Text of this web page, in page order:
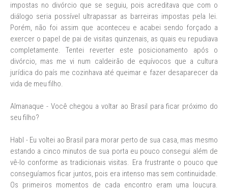
impostas no divórcio que se seguiu, pois acreditava que com o
diálogo seria possível ultrapassar as barreiras impostas pela lei.
Porém, não foi assim que aconteceu e acabei sendo forçado a
exercer o papel de pai de visitas quinzenais, as quais eu repudiava
completamente. Tentei reverter este posicionamento após o
divórcio, mas me vi num caldeirão de equívocos que a cultura
jurídica do país me cozinhava até queimar e fazer desaparecer da
vida de meu filho.
Almanaque - Você chegou a voltar ao Brasil para ficar próximo do
seu filho?
Habl - Eu voltei ao Brasil para morar perto de sua casa, mas mesmo
estando a cinco minutos de sua porta eu pouco consegui além de
vê-lo conforme as tradicionais visitas. Era frustrante o pouco que
conseguíamos ficar juntos, pois era intenso mas sem continuidade.
Os primeiros momentos de cada encontro eram uma loucura.